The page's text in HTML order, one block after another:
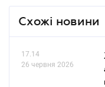
Схожі новини
17.14
26 червня 2026